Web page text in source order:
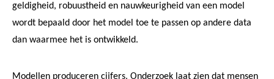
geldigheid, robuustheid en nauwkeurigheid van een model
wordt bepaald door het model toe te passen op andere data
dan waarmee het is ontwikkeld.
Modellen produceren cijfers. Onderzoek laat zien dat mensen